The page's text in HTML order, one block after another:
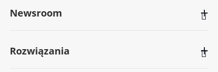
Newsroom 
Rozwiązania 